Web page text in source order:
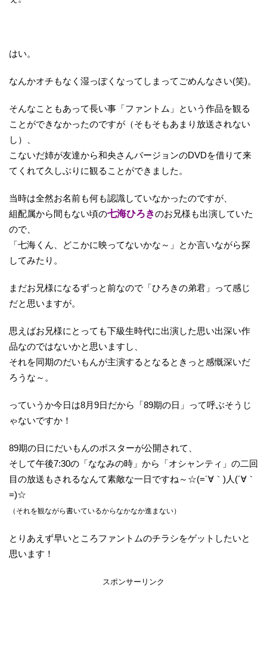
はい。
なんかオチもなく湿っぽくなってしまってごめんなさい(笑)。
そんなこともあって長い事「ファントム」という作品を観る
ことができなかったのですが（そもそもあまり放送されない
し）、
こないだ姉が友達から和央さんバージョンのDVDを借りて来
てくれて久しぶりに観ることができました。
当時は全然お名前も何も認識していなかったのですが、
組配属から間もない頃の七海ひろきのお兄様も出演していた
ので、
「七海くん、どこかに映ってないかな～」とか言いながら探
してみたり。
まだお兄様になるずっと前なので「ひろきの弟君」って感じ
だと思いますが。
思えばお兄様にとっても下級生時代に出演した思い出深い作
品なのではないかと思いますし、
それを同期のだいもんが主演するとなるときっと感慨深いだ
ろうな～。
っていうか今日は8月9日だから「89期の日」って呼ぶそうじ
ゃないですか！
89期の日にだいもんのポスターが公開されて、
そして午後7:30の「ななみの時」から「オシャンティ」の二回
目の放送もされるなんて素敵な一日ですね～☆(=´∀｀)人(´∀｀
=)☆
（それを観ながら書いているからなかなか進まない）
とりあえず早いところファントムのチラシをゲットしたいと
思います！
スポンサーリンク